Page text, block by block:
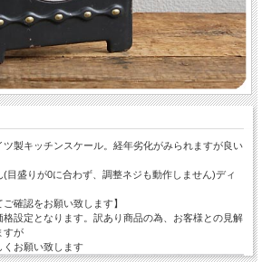
製キッチンスケール。経年劣化がみられますが良い
目盛りが0に合わず、調整ネジも動作しません)ディ
確認をお願い致します】
格設定となります。訳あり商品の為、お客様との見解
すが
くお願い致します